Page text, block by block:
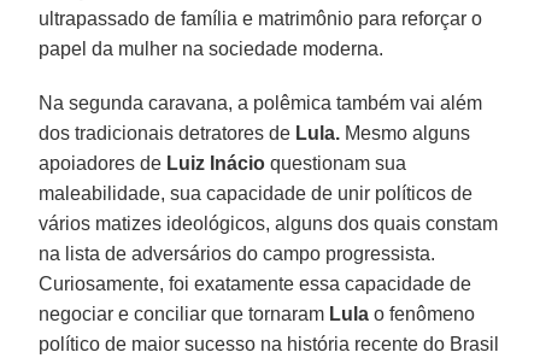
ultrapassado de família e matrimônio para reforçar o
papel da mulher na sociedade moderna.
Na segunda caravana, a polêmica também vai além
dos tradicionais detratores de Lula. Mesmo alguns
apoiadores de Luiz Inácio questionam sua
maleabilidade, sua capacidade de unir políticos de
vários matizes ideológicos, alguns dos quais constam
na lista de adversários do campo progressista.
Curiosamente, foi exatamente essa capacidade de
negociar e conciliar que tornaram Lula o fenômeno
político de maior sucesso na história recente do Brasil